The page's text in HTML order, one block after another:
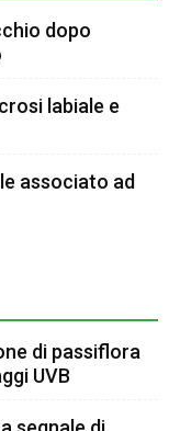
dopo
labiale e
associato ad
di passiflora
UVB